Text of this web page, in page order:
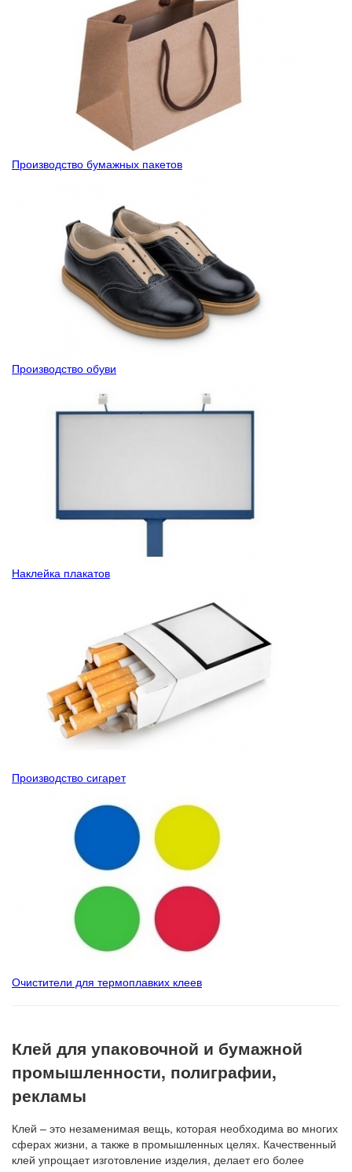
Производство бумажных пакетов
Производство обуви
Наклейка плакатов
Производство сигарет
Очистители для термоплавких клеев
Клей для упаковочной и бумажной
промышленности, полиграфии,
рекламы
Клей – это незаменимая вещь, которая необходима во многих
сферах жизни, а также в промышленных целях. Качественный
клей упрощает изготовление изделия, делает его более